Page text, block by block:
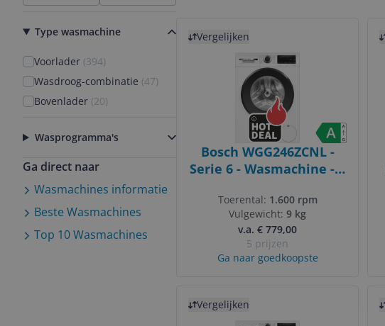
Type wasmachine
Voorlader (394)
Wasdroog-combinatie (47)
Bovenlader (20)
Wasprogramma's
Ga direct naar
Wasmachines informatie
Beste Wasmachines
Top 10Wasmachines
Vergelijken
Bosch WGG246ZCNL -
Serie 6 - Wasmachine - 9
Energielabel A - Iron
Assist
Toerental: 1.600 rpm
Vulgewicht: 9 kg
v.a. € 779,00
5 prijzen
Ga naar goedkoopste
Vergelijken